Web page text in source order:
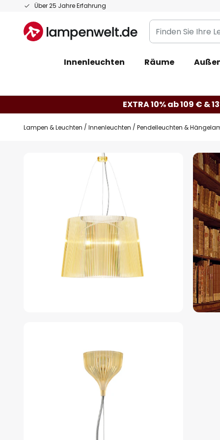
Über 25 Jahre Erfahrung
Zum
springen
Finden
Sie
Leuchte...
Innenleuchten Räume
EXTRA 10% ab 109 € &
Lampen & Leuchten Innenleuchten Pendelleuchten &